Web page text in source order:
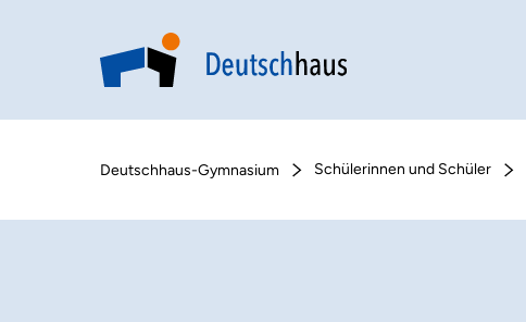
Deutschhaus-Gymnasium Schülerinnen und Schüler